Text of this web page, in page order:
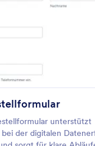
unterstützt
der digitalen